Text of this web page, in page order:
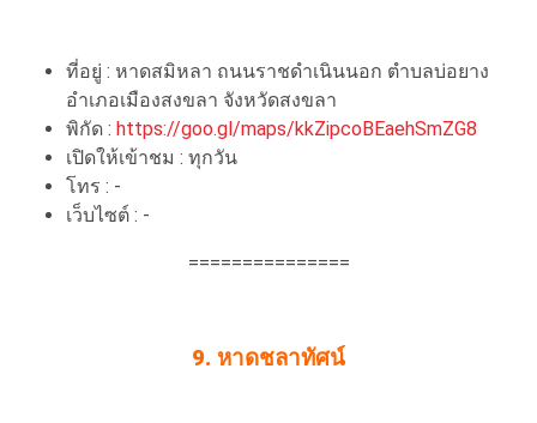
ที่อยู่ : หาดสมิหลา ถนนราชดำเนินนอก ตำบลบ่อยาง
อำเภอเมืองสงขลา จังหวัดสงขลา
พิกัด : https://goo.gl/maps/kkZipcoBEaehSmZG8
เปิดให้เข้าชม : ทุกวัน
โทร : -
เว็บไซต์ : -
===============
9. หาดชลาทัศน์